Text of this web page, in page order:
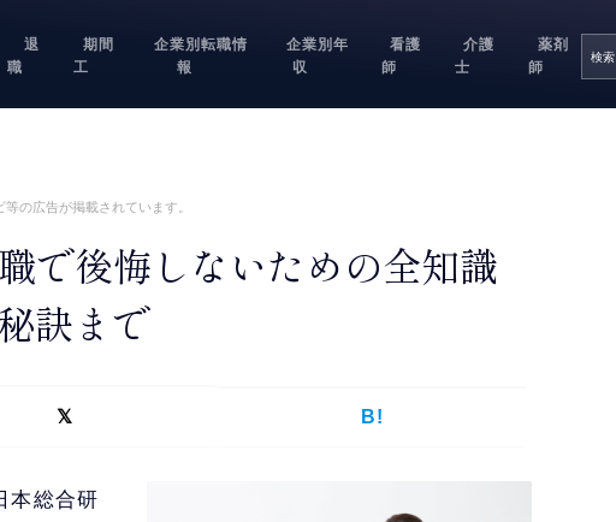
退
職
期間
工
企業別転職情
報
企業別年
収
看護
師
介護
士
薬剤
師
の広告が掲載されています。
で後悔しないための全知識
訣まで
B!
本総合研